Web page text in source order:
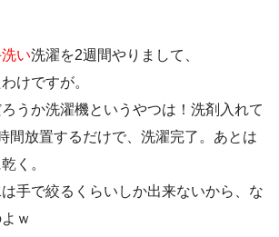
い洗濯を2週間やりまして、
けですが。
うか洗濯機というやつは！洗剤入れて
間放置するだけで、洗濯完了。あとは
く。
手で絞るくらいしか出来ないから、な
ｗ